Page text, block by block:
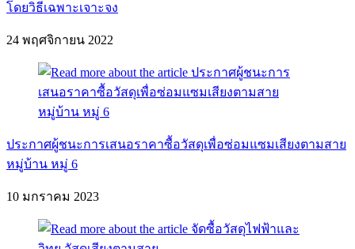
โดยวิธีเฉพาะเจาะจง
24 พฤศจิกายน 2022
ประกาศผู้ชนะการเสนอราคาซื้อวัสดุเพื่อซ่อมแซมเสียงตามสาย
หมู่บ้าน หมู่ 6
10 มกราคม 2023